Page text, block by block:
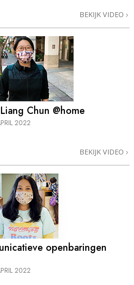
BEKIJK VIDEO
Chun @home
2022
BEKIJK VIDEO
openbaringen
2022